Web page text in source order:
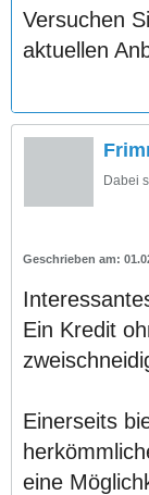
Versuchen
aktuellen
Dabei
Ein Kredit
Einerseits
eine